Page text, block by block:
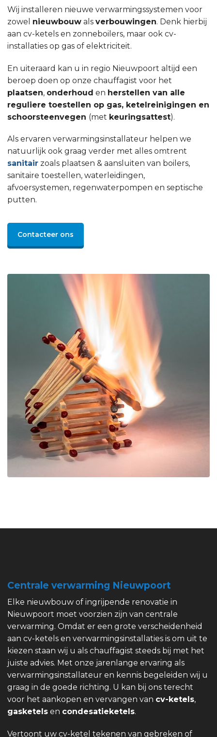
Wij installeren nieuwe verwarmingssystemen voor
zowel nieuwbouw als verbouwingen. Denk hierbij
aan cv-ketels en zonneboilers, maar ook cv-
installaties op gas of elektriciteit.
En uiteraard kan u in regio Nieuwpoort altijd een
beroep doen op onze chauffagist voor het
plaatsen, onderhoud en herstellen van alle
reguliere toestellen op gas, ketelreinigingen en
schoorsteenvegen (met keuringsattest).
Als ervaren verwarmingsinstallateur helpen we
natuurlijk ook graag verder met alles omtrent
sanitair zoals plaatsen & aansluiten van boilers,
sanitaire toestellen, waterleidingen,
afvoersystemen, regenwaterpompen en septische
putten.
Contacteer ons
Centrale verwarming Nieuwpoort
Elke nieuwbouw of ingrijpende renovatie in
Nieuwpoort moet voorzien zijn van centrale
verwarming. Omdat er een grote verscheidenheid
aan cv-ketels en verwarmingsinstallaties is om uit te
kiezen staan wij u als chauffagist steeds bij met het
juiste advies. Met onze jarenlange ervaring als
verwarmingsinstallateur en kennis begeleiden wij u
graag in de goede richting. U kan bij ons terecht
voor het aankopen en vervangen van cv-ketels,
gasketels en condesatieketels.
Vertoont uw cv-ketel tekenen van gebreken of